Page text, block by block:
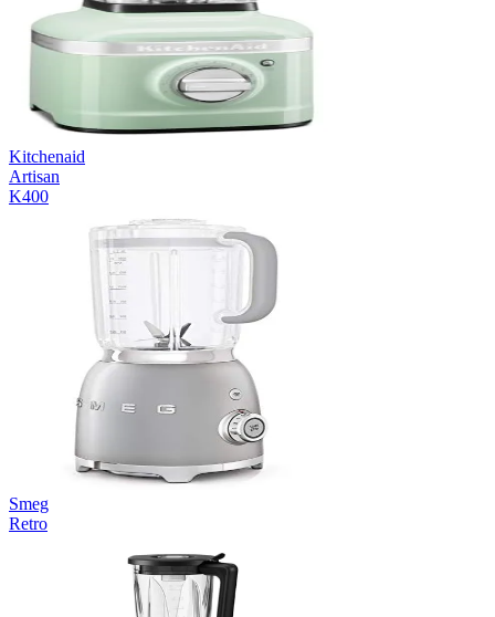
Kitchenaid
Artisan
K400
Smeg
Retro